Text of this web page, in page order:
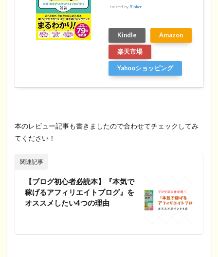
created by Rinker
Kindle Amazon
楽天市場
Yahooショッピング
本のレビュー記事も書きましたので合わせてチェックしてみ
てください！
関連記事
【ブログ初心者必読本】『本気で
稼げるアフィリエイトブログ』を
オススメしたい4つの理由